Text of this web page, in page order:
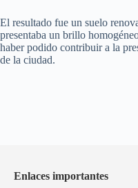
El resultado fue un suelo
presentaba un brillo
haber podido contribuir a la
de la ciudad.
Enlaces importantes